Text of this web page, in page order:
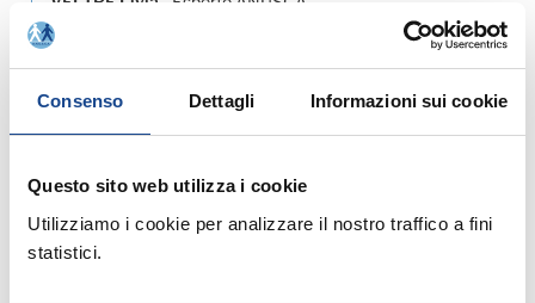
Consenso Dettagli Informazioni sui cookie
Questo sito web utilizza i cookie
Utilizziamo i cookie per analizzare il nostro traffico a fini
statistici.